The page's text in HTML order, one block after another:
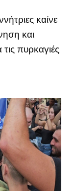
καίνε
και
πυρκαγιές